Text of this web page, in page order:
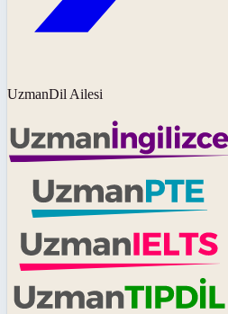
UzmanDil Ailesi